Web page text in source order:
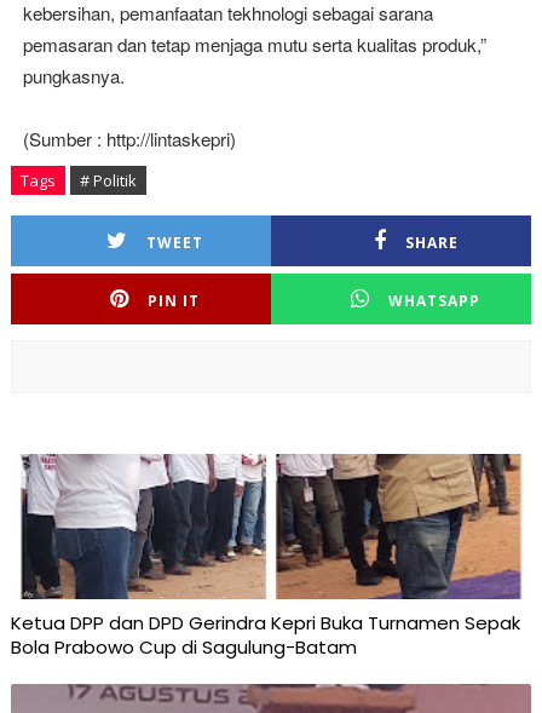
kebersihan, pemanfaatan tekhnologi sebagai sarana
pemasaran dan tetap menjaga mutu serta kualitas produk,”
pungkasnya.
(Sumber : http://lintaskepri)
Tags # Politik
TWEET SHARE
PIN IT WHATSAPP
Ketua DPP dan DPD Gerindra Kepri Buka Turnamen Sepak
Bola Prabowo Cup di Sagulung-Batam